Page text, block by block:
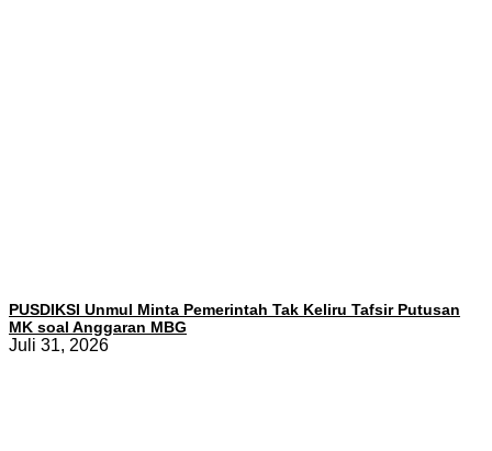
PUSDIKSI Unmul Minta Pemerintah Tak Keliru Tafsir Putusan
MK soal Anggaran MBG
Juli 31, 2026